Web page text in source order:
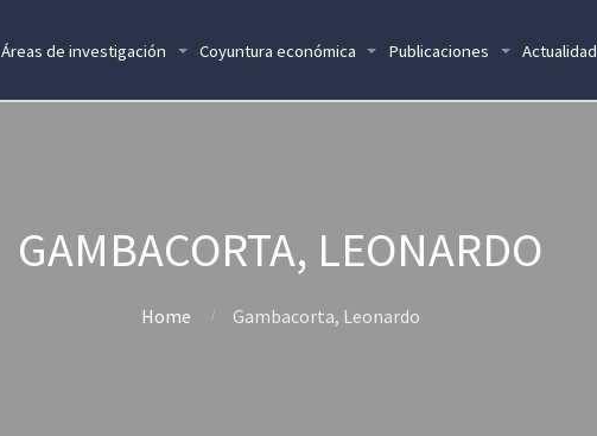
Áreas de investigación Coyuntura económica Publicaciones Actualidad
GAMBACORTA, LEONARDO
Home Gambacorta, Leonardo